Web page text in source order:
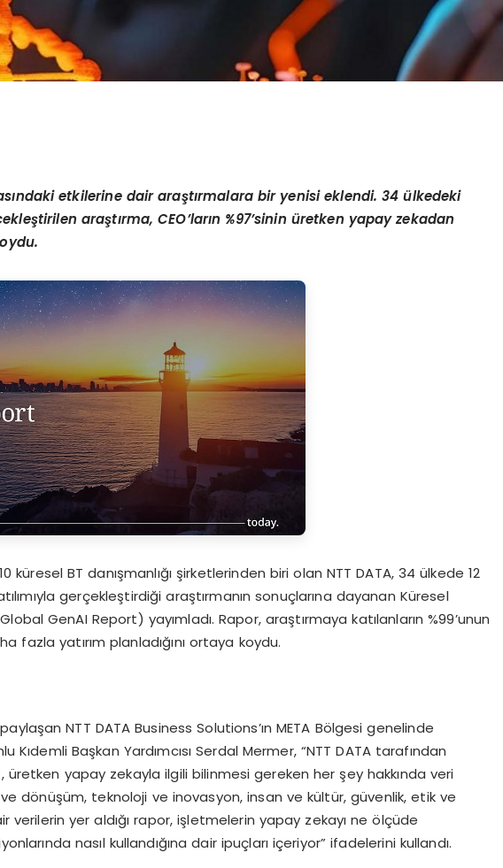
etkilerine dair araştırmalara bir yenisi eklendi. 34 ülkedeki
araştırma, CEO’ların %97’sinin üretken yapay zekadan
küresel BT danışmanlığı şirketlerinden biri olan NTT DATA, 34 ülkede 12
gerçekleştirdiği araştırmanın sonuçlarına dayanan Küresel
GenAI Report) yayımladı. Rapor, araştırmaya katılanların %99’unun
fazla yatırım planladığını ortaya koydu.
NTT DATA Business Solutions’ın META Bölgesi genelinde
Başkan Yardımcısı Serdal Mermer, “NTT DATA tarafından
, üretken yapay zekayla ilgili bilinmesi gereken her şey hakkında veri
dönüşüm, teknoloji ve inovasyon, insan ve kültür, güvenlik, etik ve
verilerin yer aldığı rapor, işletmelerin yapay zekayı ne ölçüde
nasıl kullandığına dair ipuçları içeriyor” ifadelerini kullandı.